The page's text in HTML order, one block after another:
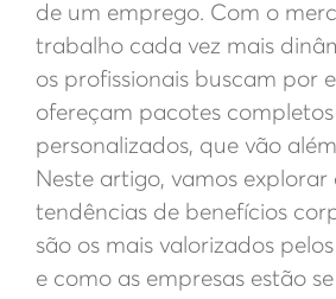
de um emprego. Com o
trabalho cada vez mais
os profissionais buscam por
ofereçam pacotes completos
personalizados, que vão
Neste artigo, vamos explorar
tendências de benefícios
são os mais valorizados
e como as empresas estão